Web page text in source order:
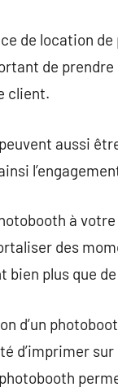
de location
de
client.
aussi
à
des
bien plus que
d’un
d’imprimer